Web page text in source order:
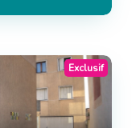
Exclusif